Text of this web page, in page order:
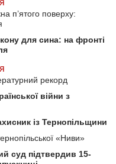
п’ятого поверху:
для сина: на фронті
рекорд
війни з
із Тернопільщини
«Ниви»
суд підтвердив 15-